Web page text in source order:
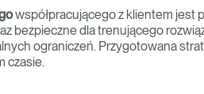
współpracującego z klientem jest
bezpieczne dla trenującego
ograniczeń. Przygotowana
czasie.